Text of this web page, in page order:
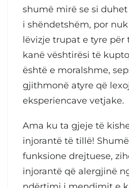
shumë mirë se si
i shëndetshëm, por
lëvizje trupat e tyre për
kanë vështirësi të
është e moralshme,
gjithmonë atyre që
eksperiencave vetjake.
Ama ku ta gjeje të
injorantë të tillë!
funksione drejtuese,
injorantë që alergjinë